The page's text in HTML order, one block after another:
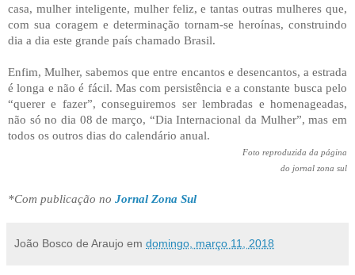
casa, mulher inteligente, mulher feliz, e tantas outras mulheres que,
com sua coragem e determinação tornam-se heroínas, construindo
dia a dia este grande país chamado Brasil.
Enfim, Mulher, sabemos que entre encantos e desencantos, a estrada
é longa e não é fácil. Mas com persistência e a constante busca pelo
“querer e fazer”, conseguiremos ser lembradas e homenageadas,
não só no dia 08 de março, “Dia Internacional da Mulher”, mas em
todos os outros dias do calendário anual.
Foto reproduzida da página
do jornal zona sul
*Com publicação no Jornal Zona Sul
João Bosco de Araujo em domingo, março 11, 2018